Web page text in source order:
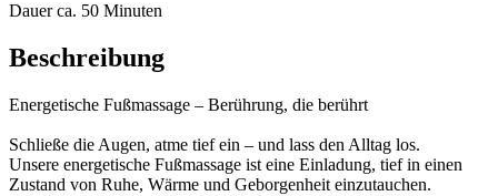
Dauer ca. 50 Minuten
Beschreibung
Energetische Fußmassage – Berührung, die berührt
Schließe die Augen, atme tief ein – und lass den Alltag los.
Unsere energetische Fußmassage ist eine Einladung, tief in einen
Zustand von Ruhe, Wärme und Geborgenheit einzutauchen.